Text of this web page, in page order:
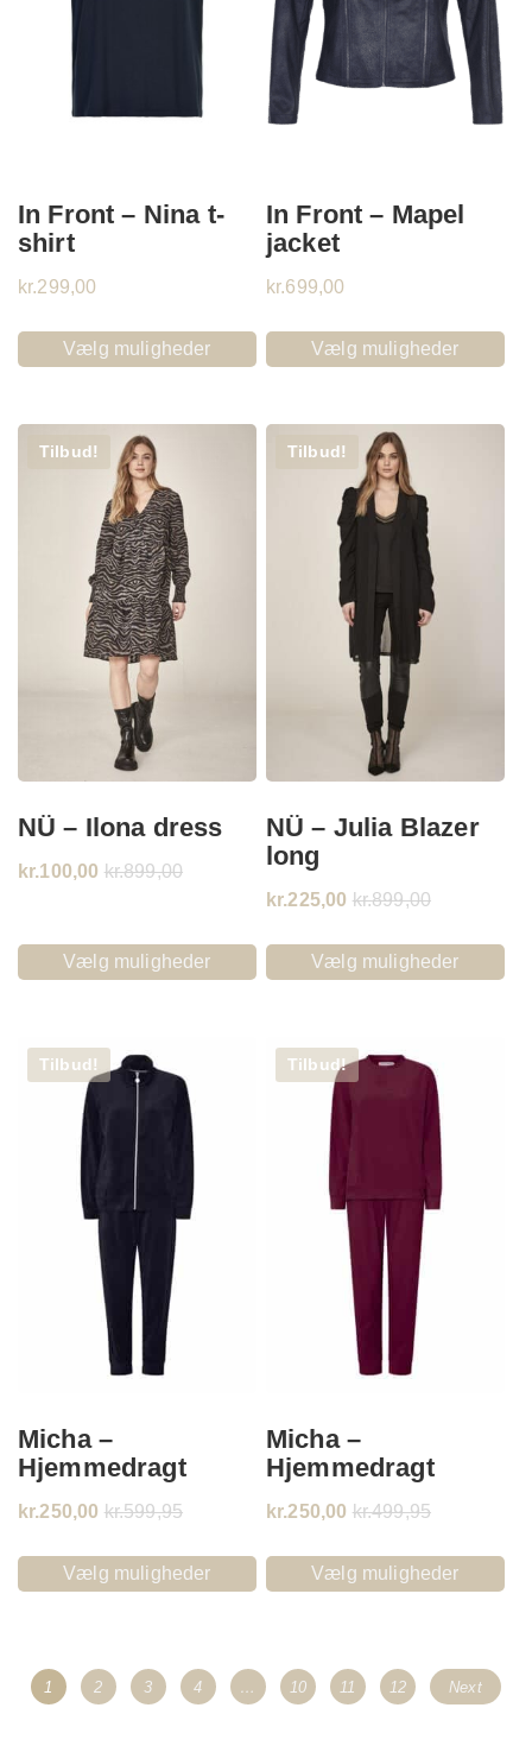
In Front – Nina t-
shirt
kr.299,00
Vælg muligheder
In Front – Mapel
jacket
kr.699,00
Vælg muligheder
Tilbud!
NÜ – Ilona dress
kr.100,00 kr.899,00
Vælg muligheder
Tilbud!
NÜ – Julia Blazer
long
kr.225,00 kr.899,00
Vælg muligheder
Tilbud!
Micha –
Hjemmedragt
kr.250,00 kr.599,95
Vælg muligheder
Tilbud!
Micha –
Hjemmedragt
kr.250,00 kr.499,95
Vælg muligheder
1 2 3 4 10 11 12 Next